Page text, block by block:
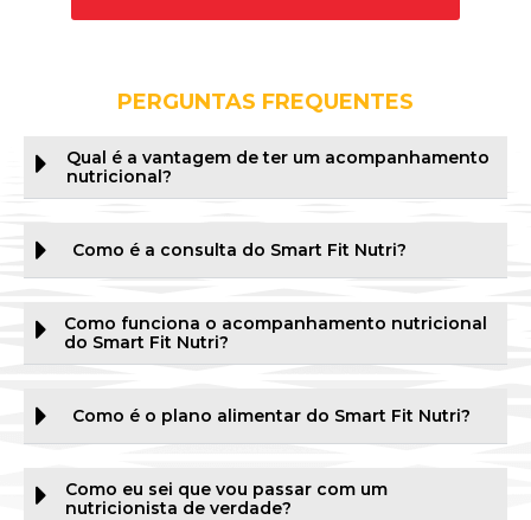
PERGUNTAS FREQUENTES
Qual é a vantagem de ter um acompanhamento
nutricional?
Como é a consulta do Smart Fit Nutri?
Como funciona o acompanhamento nutricional
do Smart Fit Nutri?
Como é o plano alimentar do Smart Fit Nutri?
Como eu sei que vou passar com um
nutricionista de verdade?